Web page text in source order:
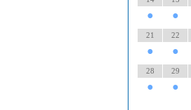
● ●
21
●
22
●
28
●
29
●